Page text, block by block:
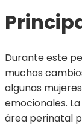
Durante este
muchos
algunas
emocionales.
área perinatal